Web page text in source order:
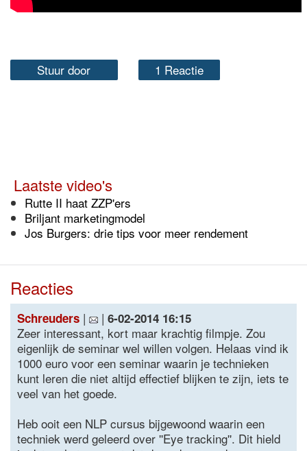
Stuur door 1 Reactie
Laatste video's
Rutte II haat ZZP'ers
Briljant marketingmodel
Jos Burgers: drie tips voor meer rendement
Reacties
Schreuders | | 6-02-2014 16:15
Zeer interessant, kort maar krachtig filmpje. Zou
eigenlijk de seminar wel willen volgen. Helaas vind ik
1000 euro voor een seminar waarin je technieken
kunt leren die niet altijd effectief blijken te zijn, iets te
veel van het goede.
Heb ooit een NLP cursus bijgewoond waarin een
techniek werd geleerd over ''Eye tracking''. Dit hield